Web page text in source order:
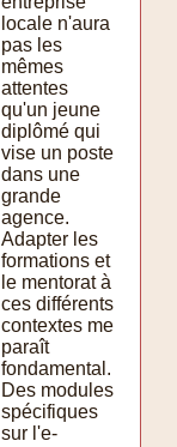
locale n'aura
pas les
mêmes
attentes
qu'un jeune
diplômé qui
vise un poste
dans une
grande
agence.
Adapter les
formations et
le mentorat à
ces différents
contextes me
paraît
fondamental.
Des modules
spécifiques
sur l'e-